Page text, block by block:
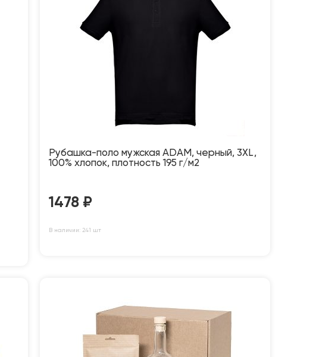
Рубашка-поло мужская ADAM, черный, 3XL,
100% хлопок, плотность 195 г/м2
1478 ₽
В наличии: 241 шт